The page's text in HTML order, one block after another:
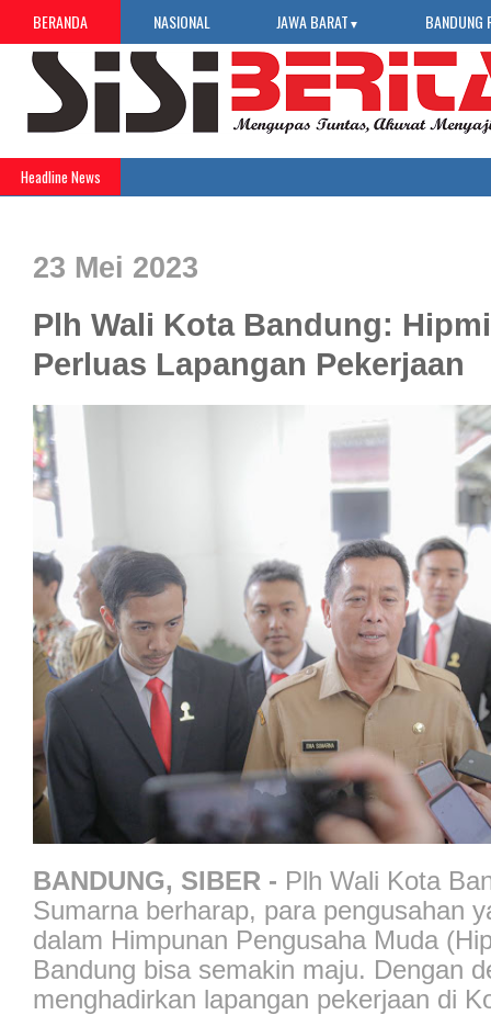
BERANDA NASIONAL JAWA BARAT ▼ BANDUNG
Headline News
23 Mei 2023
Plh Wali Kota Bandung:
Perluas Lapangan Pekerjaan
BANDUNG, SIBER - Plh Wali Kota
Sumarna berharap, para pengusahan
dalam Himpunan Pengusaha Muda
Bandung bisa semakin maju. Dengan
menghadirkan lapangan pekerjaan di